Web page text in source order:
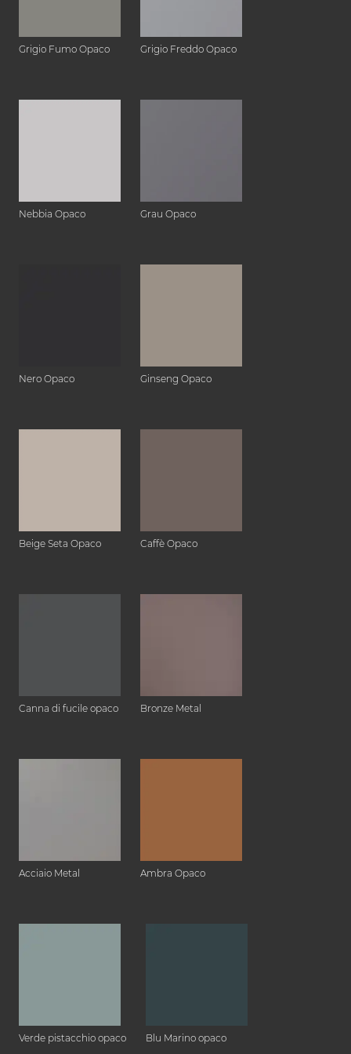
Grigio Fumo Opaco Grigio Freddo Opaco
Nebbia Opaco Grau Opaco
Nero Opaco Ginseng Opaco
Beige Seta Opaco Caffè Opaco
Canna di fucile opaco Bronze Metal
Acciaio Metal Ambra Opaco
Verde pistacchio opaco Blu Marino opaco